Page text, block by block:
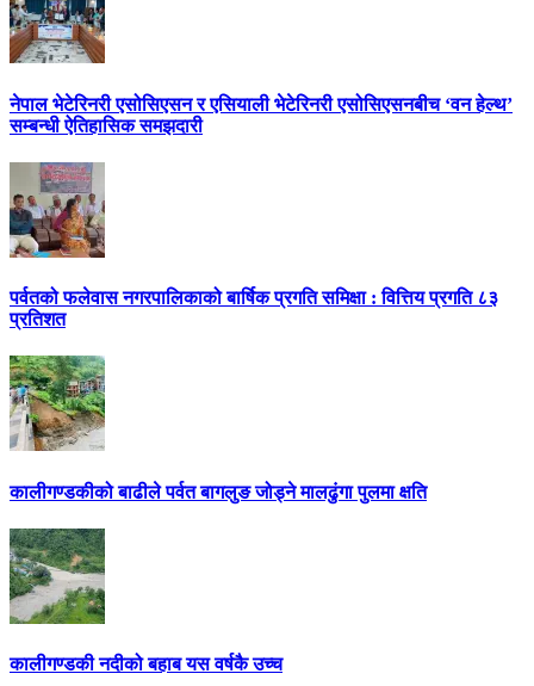
नेपाल भेटेरिनरी एसोसिएसन र एसियाली भेटेरिनरी एसोसिएसनबीच ‘वन हेल्थ’
सम्बन्धी ऐतिहासिक समझदारी
पर्वतको फलेवास नगरपालिकाको बार्षिक प्रगति समिक्षा : वित्तिय प्रगति ८३
प्रतिशत
कालीगण्डकीको बाढीले पर्वत बागलुङ जोड्ने मालढुंगा पुलमा क्षति
कालीगण्डकी नदीको बहाब यस वर्षकै उच्च